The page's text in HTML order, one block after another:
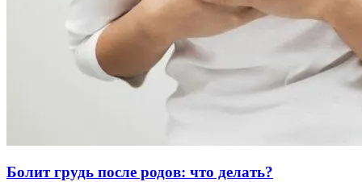
Болит грудь после родов: что делать?